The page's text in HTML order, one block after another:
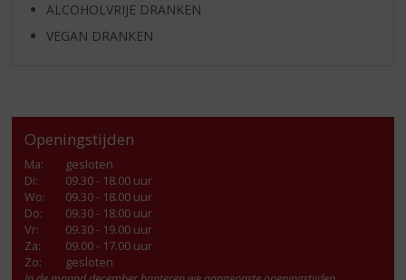
ALCOHOLVRIJE DRANKEN
VEGAN DRANKEN
Openingstijden
Ma:
gesloten
Di:
09.30 - 18.00 uur
Wo:
09.30 - 18.00 uur
Do:
09.30 - 18.00 uur
Vr:
09.30 - 19.00 uur
Za:
09.00 - 17.00 uur
Zo:
gesloten